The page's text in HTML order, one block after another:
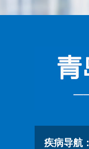
疾病导航：